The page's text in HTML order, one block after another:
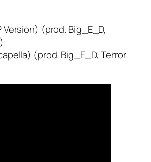
Version) (prod. Big_E_D,
(prod. Big_E_D, Terror